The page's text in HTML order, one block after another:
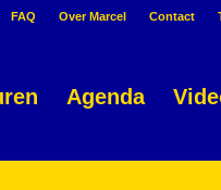
FAQ Over Marcel Contact
Agenda